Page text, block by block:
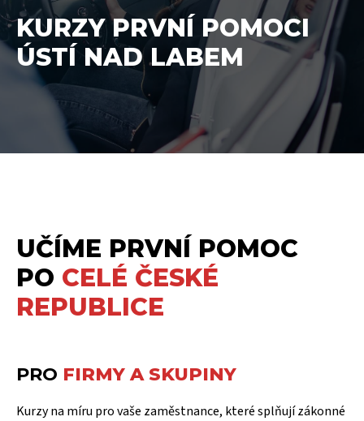
KURZY PRVNÍ POMOCI
ÚSTÍ NAD LABEM
UČÍME PRVNÍ POMOC
PO CELÉ ČESKÉ
REPUBLICE
PRO FIRMY A SKUPINY
Kurzy na míru pro vaše zaměstnance, které splňují zákonné